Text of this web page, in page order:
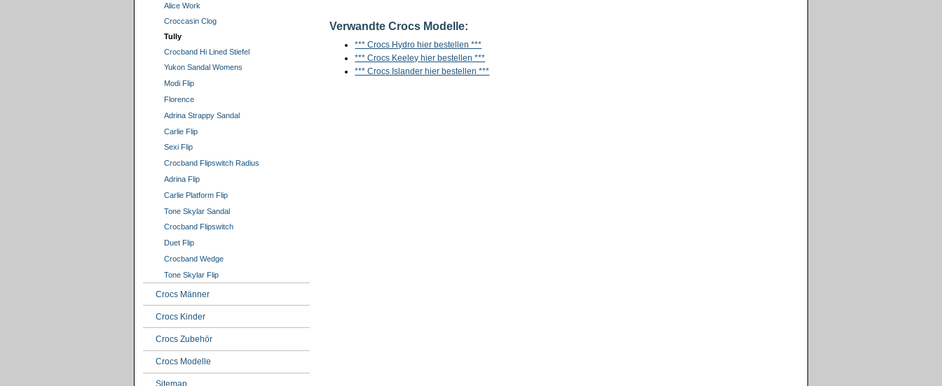
Alice Work
Croccasin Clog
Tully
Crocband Hi Lined Stiefel
Yukon Sandal Womens
Modi Flip
Florence
Adrina Strappy Sandal
Carlie Flip
Sexi Flip
Crocband Flipswitch Radius
Adrina Flip
Carlie Platform Flip
Tone Skylar Sandal
Crocband Flipswitch
Duet Flip
Crocband Wedge
Tone Skylar Flip
Crocs Männer
Crocs Kinder
Crocs Zubehör
Crocs Modelle
Verwandte Crocs Modelle:
*** Crocs Hydro hier bestellen ***
*** Crocs Keeley hier bestellen ***
*** Crocs Islander hier bestellen ***